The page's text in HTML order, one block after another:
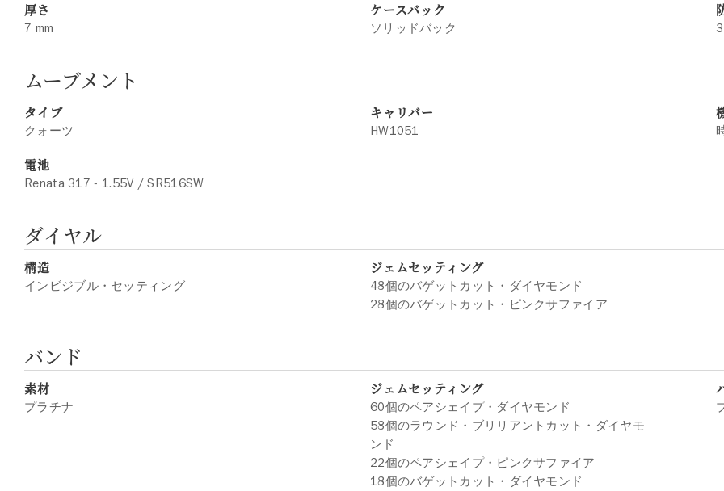
厚さ
7 mm
ケースバック
ソリッドバック 3
ムーブメント
タイプ
クォーツ
キャリバー
HW1051
電池
Renata 317 - 1.55V / SR516SW
ダイヤル
構造
インビジブル・セッティング
ジェムセッティング
48個のバゲットカット・ダイヤモンド
28個のバゲットカット・ピンクサファイア
バンド
素材
プラチナ
ジェムセッティング
60個のペアシェイプ・ダイヤモンド
58個のラウンド・ブリリアントカット・ダイヤモ
ンド
22個のペアシェイプ・ピンクサファイア
18個のバゲットカット・ダイヤモンド